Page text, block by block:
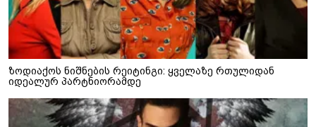
ზოდიაქოს ნიშნების რეიტინგი: ყველაზე რთულიდან
იდეალურ პარტნიორამდე